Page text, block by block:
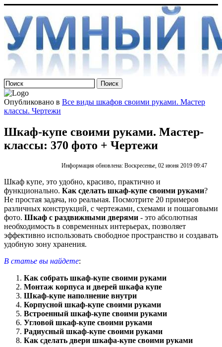
Опубликовано в Все виды шкафов своими руками. Мастер
классы. Чертежи
Шкаф-купе своими руками. Мастер-
классы: 370 фото + Чертежи
Информация обновлена: Воскресенье, 02 июня 2019 09:47
Шкаф купе, это удобно, красиво, практично и
функционально. Как сделать шкаф-купе своими руками?
Не простая задача, но реальная. Посмотрите 20 примеров
различных конструкций, с чертежами, схемами и пошаговыми
фото. Шкаф с раздвижными дверями - это абсолютная
необходимость в современных интерьерах, позволяет
эффективно использовать свободное пространство и создавать
удобную зону хранения.
В статье вы найдете:
Как собрать шкаф-купе своими руками
Монтаж корпуса и дверей шкафа купе
Шкаф-купе наполнение внутри
Корпусной шкаф-купе своими руками
Встроенный шкаф-купе своими руками
Угловой шкаф-купе своими руками
Радиусный шкаф-купе своими руками
Как сделать двери шкафа-купе своими руками